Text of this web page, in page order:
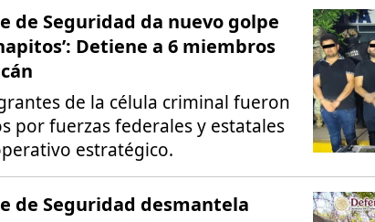
de Seguridad da nuevo golpe
Detiene a 6 miembros
de la célula criminal fueron
por fuerzas federales y estatales
estratégico.
de Seguridad desmantela